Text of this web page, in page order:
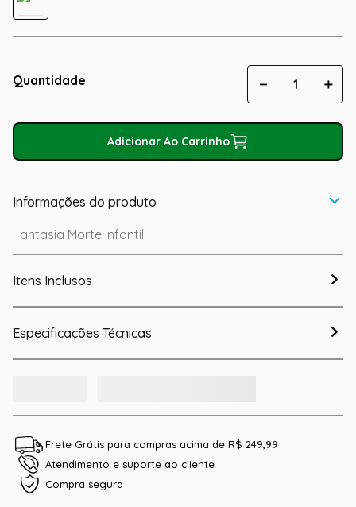
Quantidade ＋
－
Adicionar Ao Carrinho
Informações do produto
Fantasia Morte Infantil
Itens Inclusos
Especificações Técnicas
Frete Grátis para compras acima de R$ 249,99
Atendimento e suporte ao cliente
Compra segura